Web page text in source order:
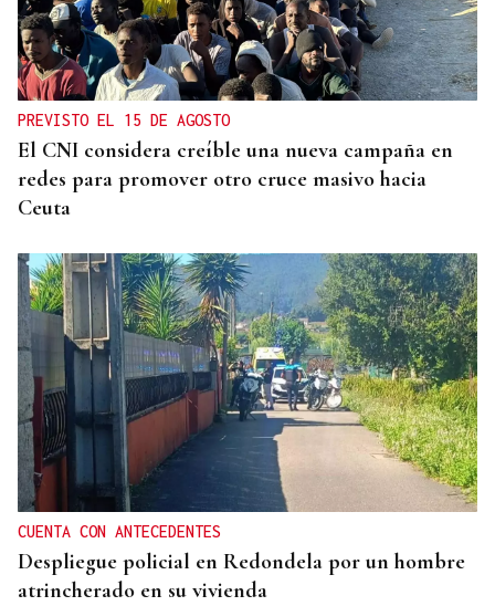
OBITUARIO
Muere Glen Hansard, protagonista de Once y
ganador de un Oscar por "Falling Slowly", a los 56
años
PREVISTO EL 15 DE AGOSTO
El CNI considera creíble una nueva campaña en
redes para promover otro cruce masivo hacia
Ceuta
CUENTA CON ANTECEDENTES
Despliegue policial en Redondela por un hombre
atrincherado en su vivienda